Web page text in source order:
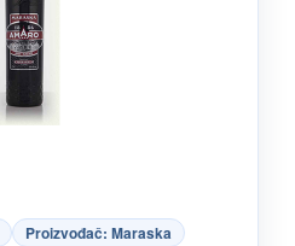
Proizvođač: Maraska